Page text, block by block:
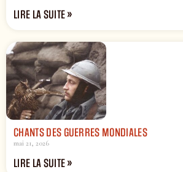
LIRE LA SUITE »
CHANTS DES GUERRES MONDIALES
mai 21, 2026
LIRE LA SUITE »